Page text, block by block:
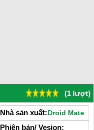
(1 lượt)
Nhà sản xuất:Droid Mate
Phiên bản/ Vesion: